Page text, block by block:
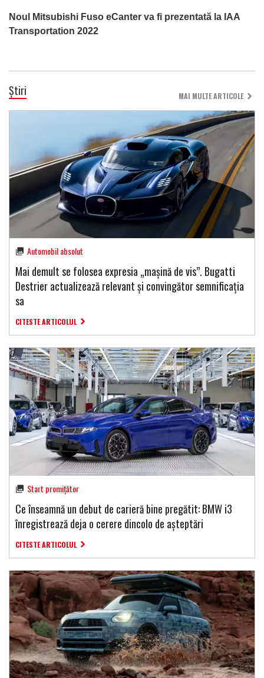
Noul Mitsubishi Fuso eCanter va fi prezentată la IAA
Transportation 2022
Știri MAI MULTE ARTICOLE
Automobil absolut
Mai demult se folosea expresia „mașină de vis”. Bugatti
Destrier actualizează relevant și convingător semnificația
sa
CITESTE ARTICOLUL
Start promițător
Ce înseamnă un debut de carieră bine pregătit: BMW i3
înregistrează deja o cerere dincolo de așteptări
CITESTE ARTICOLUL